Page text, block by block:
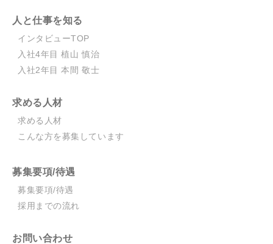
人と仕事を知る
インタビューTOP
入社4年目 植山 慎治
入社2年目 本間 敬士
求める人材
求める人材
こんな方を募集しています
募集要項/待遇
募集要項/待遇
採用までの流れ
お問い合わせ